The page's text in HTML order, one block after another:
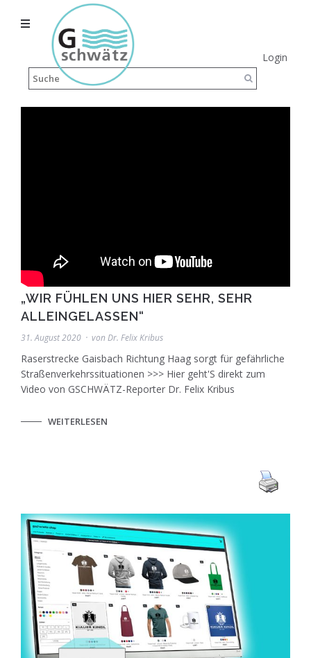
Login
„WIR FÜHLEN UNS HIER SEHR, SEHR
ALLEINGELASSEN“
31. August 2020 von Dr. Felix Kribus
Raserstrecke Gaisbach Richtung Haag sorgt für gefährliche
Straßenverkehrssituationen >>> Hier geht'S direkt zum
Video von GSCHWÄTZ-Reporter Dr. Felix Kribus
WEITERLESEN